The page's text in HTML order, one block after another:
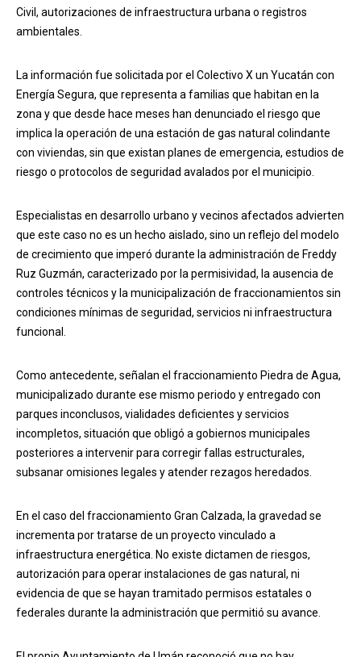
Civil, autorizaciones de infraestructura urbana o registros
ambientales.
La información fue solicitada por el Colectivo X un Yucatán con
Energía Segura, que representa a familias que habitan en la
zona y que desde hace meses han denunciado el riesgo que
implica la operación de una estación de gas natural colindante
con viviendas, sin que existan planes de emergencia, estudios de
riesgo o protocolos de seguridad avalados por el municipio.
Especialistas en desarrollo urbano y vecinos afectados advierten
que este caso no es un hecho aislado, sino un reflejo del modelo
de crecimiento que imperó durante la administración de Freddy
Ruz Guzmán, caracterizado por la permisividad, la ausencia de
controles técnicos y la municipalización de fraccionamientos sin
condiciones mínimas de seguridad, servicios ni infraestructura
funcional.
Como antecedente, señalan el fraccionamiento Piedra de Agua,
municipalizado durante ese mismo periodo y entregado con
parques inconclusos, vialidades deficientes y servicios
incompletos, situación que obligó a gobiernos municipales
posteriores a intervenir para corregir fallas estructurales,
subsanar omisiones legales y atender rezagos heredados.
En el caso del fraccionamiento Gran Calzada, la gravedad se
incrementa por tratarse de un proyecto vinculado a
infraestructura energética. No existe dictamen de riesgos,
autorización para operar instalaciones de gas natural, ni
evidencia de que se hayan tramitado permisos estatales o
federales durante la administración que permitió su avance.